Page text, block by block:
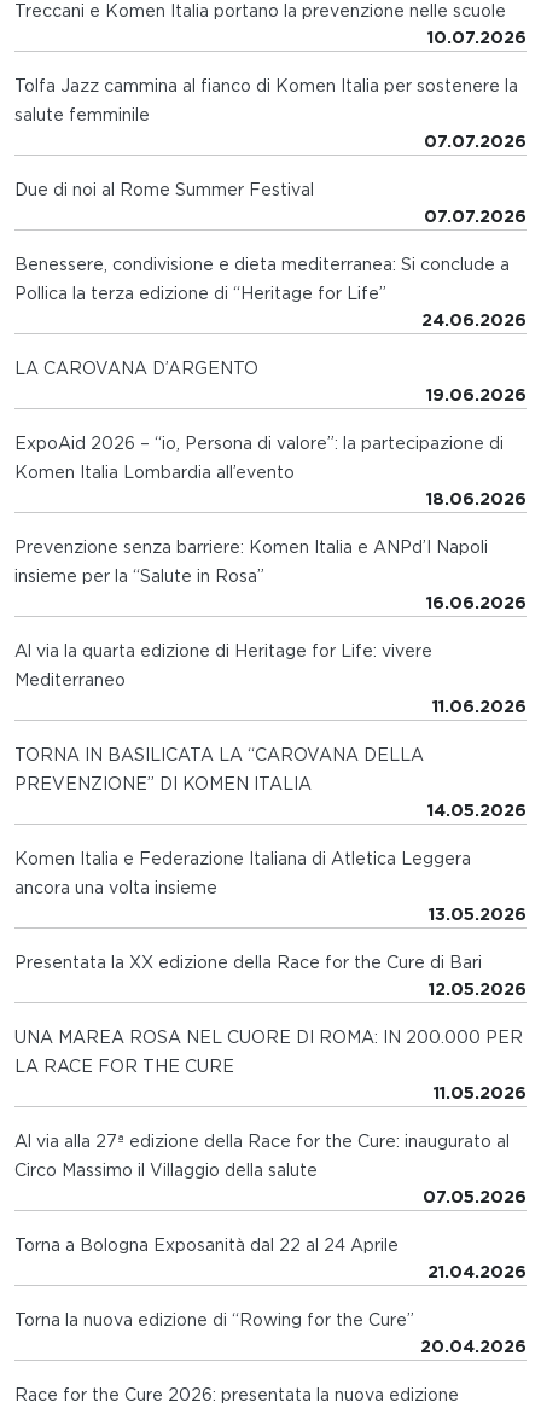
Treccani e Komen Italia portano la prevenzione nelle scuole
10.07.2026
Tolfa Jazz cammina al fianco di Komen Italia per sostenere la
salute femminile
07.07.2026
Due di noi al Rome Summer Festival
07.07.2026
Benessere, condivisione e dieta mediterranea: Si conclude a
Pollica la terza edizione di “Heritage for Life”
24.06.2026
LA CAROVANA D’ARGENTO
19.06.2026
ExpoAid 2026 – “io, Persona di valore”: la partecipazione di
Komen Italia Lombardia all’evento
18.06.2026
Prevenzione senza barriere: Komen Italia e ANPd’I Napoli
insieme per la “Salute in Rosa”
16.06.2026
Al via la quarta edizione di Heritage for Life: vivere
Mediterraneo
11.06.2026
TORNA IN BASILICATA LA “CAROVANA DELLA
PREVENZIONE” DI KOMEN ITALIA
14.05.2026
Komen Italia e Federazione Italiana di Atletica Leggera
ancora una volta insieme
13.05.2026
Presentata la XX edizione della Race for the Cure di Bari
12.05.2026
UNA MAREA ROSA NEL CUORE DI ROMA: IN 200.000 PER
LA RACE FOR THE CURE
11.05.2026
Al via alla 27ª edizione della Race for the Cure: inaugurato al
Circo Massimo il Villaggio della salute
07.05.2026
Torna a Bologna Exposanità dal 22 al 24 Aprile
21.04.2026
Torna la nuova edizione di “Rowing for the Cure”
20.04.2026
Race for the Cure 2026: presentata la nuova edizione